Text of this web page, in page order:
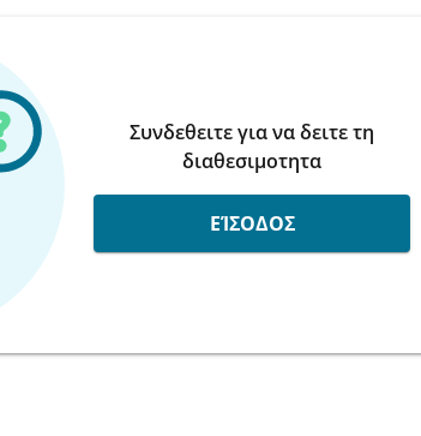
Συνδεθειτε για να δειτε τη
διαθεσιμοτητα
ΕΊΣΟΔΟΣ